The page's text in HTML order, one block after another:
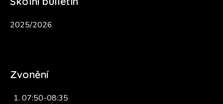
2025/2026
Zvonění
07:50-08:35